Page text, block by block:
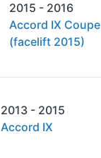
2015 - 2016
Accord IX Coupe
(facelift 2015)
2013 - 2015
Accord IX